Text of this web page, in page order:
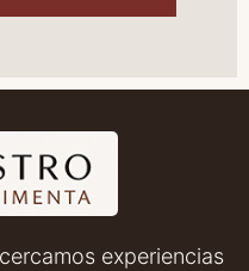
experiencias